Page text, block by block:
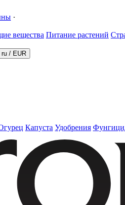
·
вещества Питание растений
ru / EUR
Капуста Удобрения